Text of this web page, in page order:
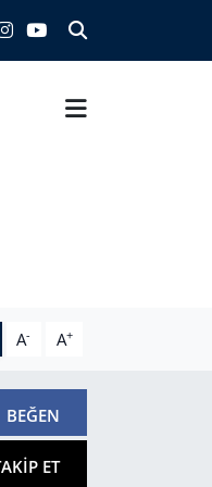
A- A+
BEĞEN
ET